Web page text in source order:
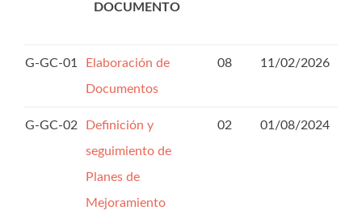
DOCUMENTO
G-GC-01
Elaboración de
Documentos
08 11/02/2026
G-GC-02
Definición y
seguimiento de
Planes de
Mejoramiento
02 01/08/2024